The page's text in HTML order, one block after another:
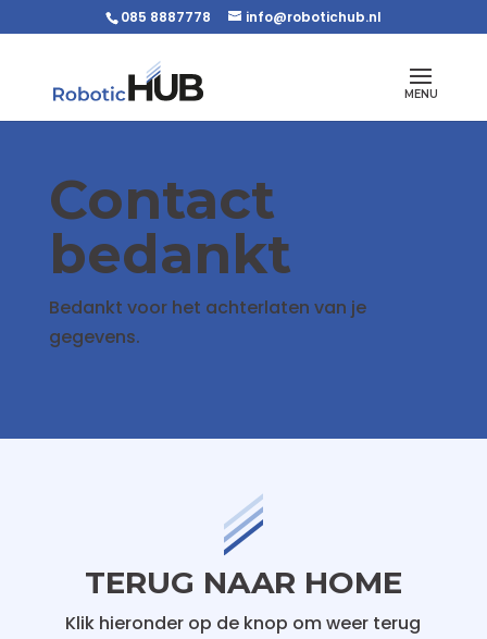
085 8887778 info@robotichub.nl
Contact
bedankt
Bedankt voor het achterlaten van je
gegevens.
TERUG NAAR HOME
Klik hieronder op de knop om weer terug